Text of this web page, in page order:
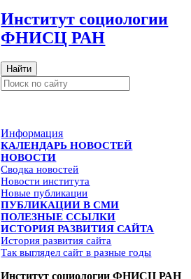
Институт социологии
ФНИСЦ РАН
Найти
Информация
КАЛЕНДАРЬ НОВОСТЕЙ
НОВОСТИ
Сводка новостей
Новости института
Новые публикации
ПУБЛИКАЦИИ В СМИ
ПОЛЕЗНЫЕ ССЫЛКИ
ИСТОРИЯ РАЗВИТИЯ САЙТА
История развития сайта
Так выглядел сайт в разные годы
Институт социологии ФНИСЦ РАН